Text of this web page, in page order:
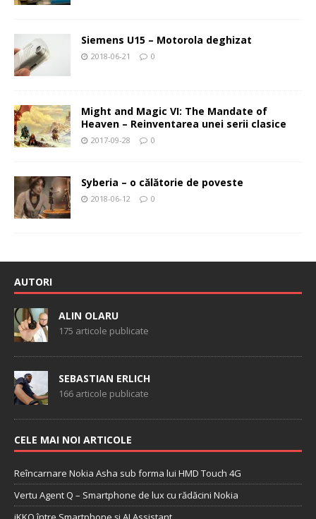
Siemens U15 – Motorola deghizat
2018-06-21 0
Might and Magic VI: The Mandate of
Heaven – Reinventarea unei serii clasice
2017-09-28 0
Syberia – o călătorie de poveste
2018-06-12 0
AUTORI
ALIN OLARU
175 articole publicate
SEBASTIAN ERLICH
166 articole publicate
CELE MAI NOI ARTICOLE
Reîncarnare Nokia Asha sub forma lui HMD Touch 4G
Vertu Agent Q – Smartphone de lux cu rădăcini Nokia